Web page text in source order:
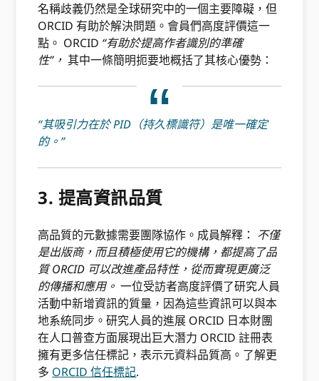
名稱歧義仍然是全球研究中的一個主要障礙，但
ORCID 有助於解決問題。會員們高度評價這一
點。 ORCID “有助於提高作者識別的準確
性”， 其中一條簡明扼要地概括了其核心優勢：
“其吸引力在於 PID（持久標識符）是唯一確定
的。”
3. 提高資訊品質
高品質的元數據需要團隊協作。成員解釋： 不僅
是出版商，而且積極使用它的機構，都提高了品
質 ORCID 可以改進產品特性，從而實現更廣泛
的傳播和應用。 一位受訪者高度評價了研究人員
活動中新增資訊的質量，因為這些資訊可以與本
地系統同步。研究人員的進展 ORCID 日本財團
在人口普查方面展現出巨大潛力 ORCID 註冊表
擁有更多信任標記，表示元資料品質高。了解更
多 ORCID 信任標記.